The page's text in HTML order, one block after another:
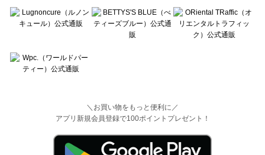
＼お買い物をもっと便利に／
アプリ新規会員登録で100ポイントプレゼント！